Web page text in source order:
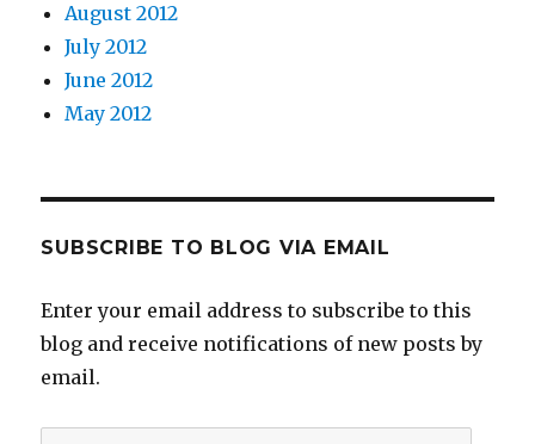
August 2012
July 2012
June 2012
May 2012
SUBSCRIBE TO BLOG VIA EMAIL
Enter your email address to subscribe to this
blog and receive notifications of new posts by
email.